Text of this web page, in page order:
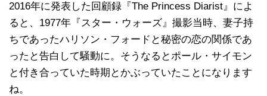
2016年に発表した回顧録『The Princess Diarist』によ
ると、1977年『スター・ウォーズ』撮影当時、妻子持
ちであったハリソン・フォードと秘密の恋の関係であ
ったと告白して騒動に。そうなるとポール・サイモン
と付き合っていた時期とかぶっていたことになります
ね。